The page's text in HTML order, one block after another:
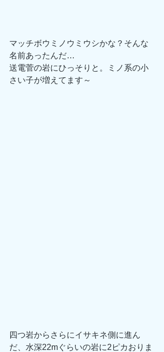
マッチボウミノウミウシかな？そんな
名前あったんだ…
送電菅の岩にひっそりと。ミノ系の小
さい子が増えてます～
四つ岩からさらにイサキネ側に進ん
だ、水深22mぐらいの岩に2ピカおりま